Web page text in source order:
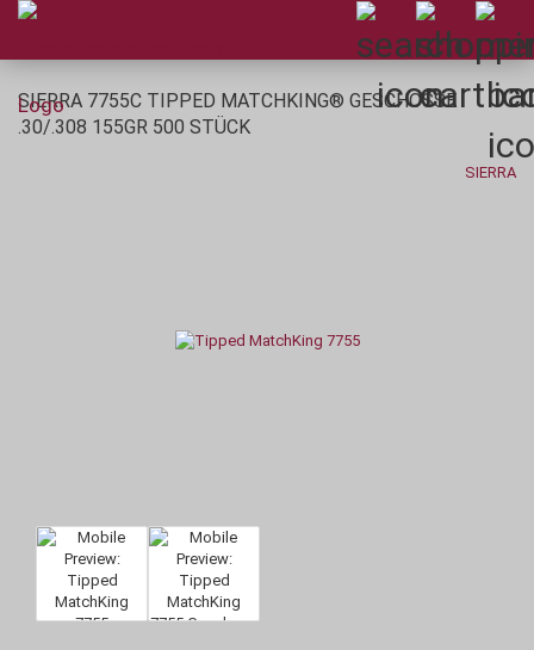
SIERRA 7755C TIPPED MATCHKING® GESCHOSSE
.30/.308 155GR 500 STÜCK
SIERRA